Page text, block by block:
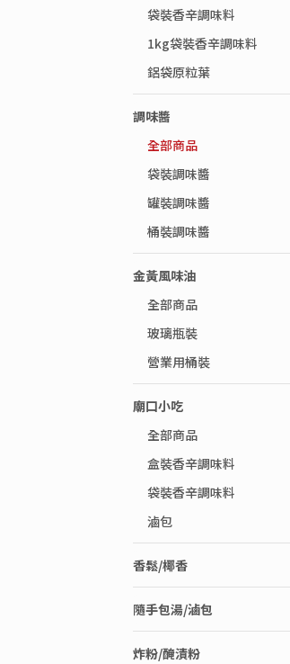
袋裝香辛調味料
1kg袋裝香辛調味料
鋁袋原粒葉
調味醬
全部商品
袋裝調味醬
罐裝調味醬
桶裝調味醬
金黃風味油
全部商品
玻璃瓶裝
營業用桶裝
廟口小吃
全部商品
盒裝香辛調味料
袋裝香辛調味料
滷包
香鬆/椰香
隨手包湯/滷包
炸粉/醃漬粉